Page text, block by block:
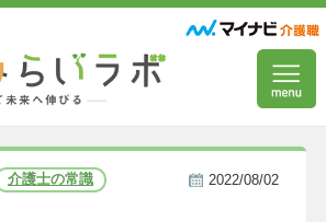
介護士の常識 2022/08/02